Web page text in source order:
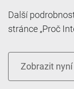
Další
stránce „Proč